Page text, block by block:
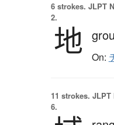
6 strokes. JLPT
2.
地 On:
11 strokes. JLPT
6.